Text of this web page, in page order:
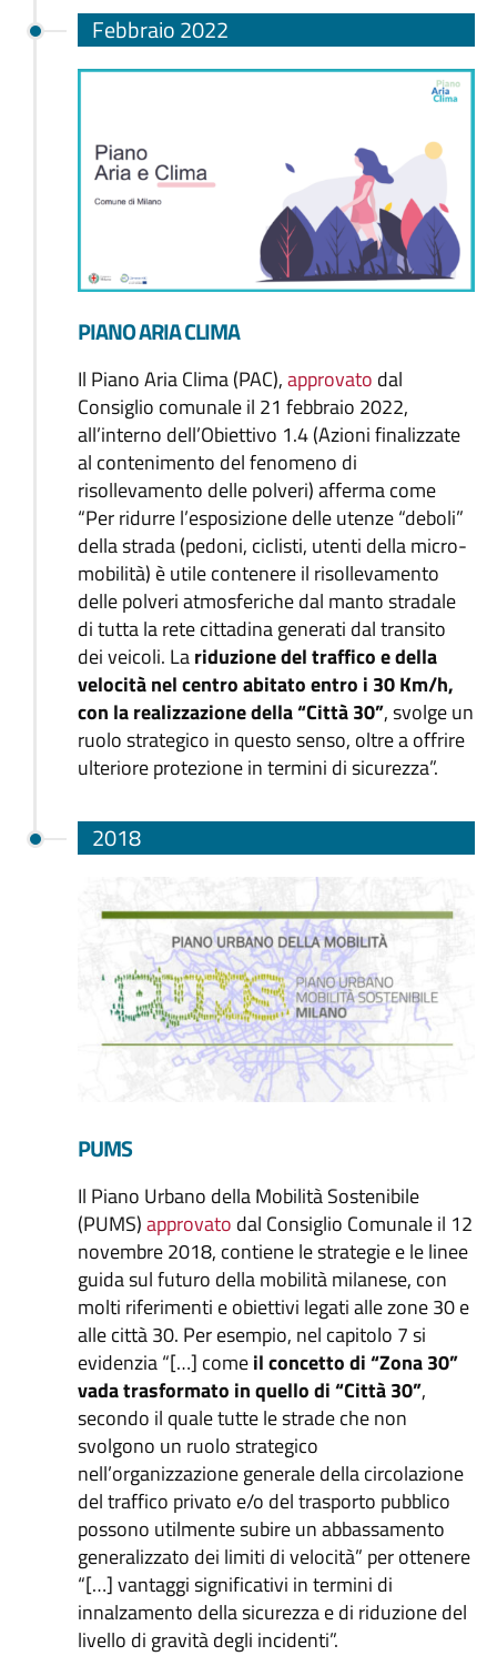
Febbraio 2022
PIANO ARIA CLIMA
Il Piano Aria Clima (PAC),approvato dal
Consiglio comunale il 21 febbraio 2022,
all’interno dell’Obiettivo 1.4 (Azioni finalizzate
al contenimento del fenomeno di
risollevamento delle polveri) afferma come
“Per ridurre l’esposizione delle utenze “deboli”
della strada (pedoni, ciclisti, utenti della micro-
mobilità) è utile contenere il risollevamento
delle polveri atmosferiche dal manto stradale
di tutta la rete cittadina generati dal transito
dei veicoli. Lariduzione del traffico e della
velocità nel centro abitato entro i 30 Km/h,
con la realizzazione della “Città 30”, svolge un
ruolo strategico in questo senso, oltre a offrire
ulteriore protezione in termini di sicurezza”.
2018
PUMS
Il Piano Urbano della Mobilità Sostenibile
(PUMS)approvato dal Consiglio Comunale il 12
novembre 2018, contiene le strategie e le linee
guida sul futuro della mobilità milanese, con
molti riferimenti e obiettivi legati alle zone 30 e
alle città 30. Per esempio, nel capitolo 7 si
evidenzia “[…] comeil concetto di “Zona 30”
vada trasformato in quello di “Città 30”,
secondo il quale tutte le strade che non
svolgono un ruolo strategico
nell’organizzazione generale della circolazione
del traffico privato e/o del trasporto pubblico
possono utilmente subire un abbassamento
generalizzato dei limiti di velocità” per ottenere
“[…] vantaggi significativi in termini di
innalzamento della sicurezza e di riduzione del
livello di gravità degli incidenti”.